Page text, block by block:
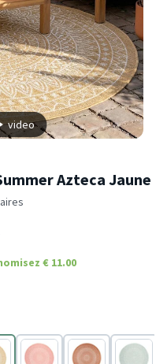
video
Azteca Jaune
€ 11.00